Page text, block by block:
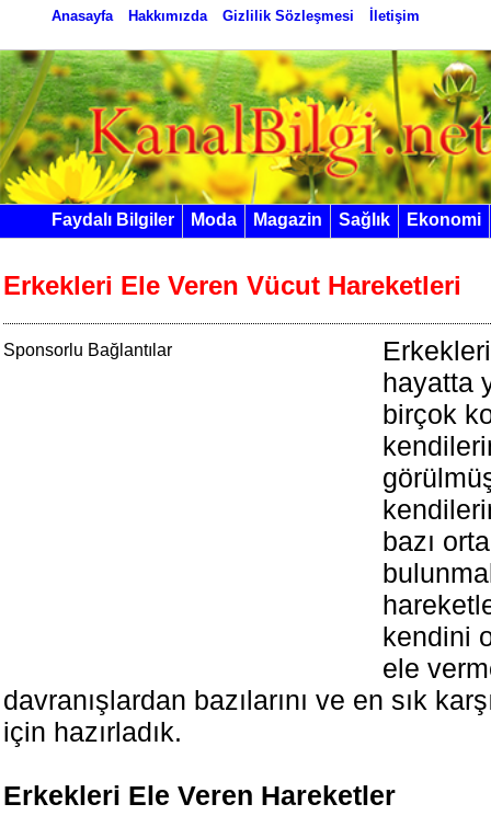
Anasayfa Hakkımızda Gizlilik Sözleşmesi İletişim
Faydalı Bilgiler Moda Magazin Sağlık Ekonomi
Erkekleri Ele Veren Vücut Hareketleri
Sponsorlu Bağlantılar
hayatta
birçok
bazı
kendini
ele
davranışlardan bazılarını ve en sık
için hazırladık.
Erkekleri Ele Veren Hareketler